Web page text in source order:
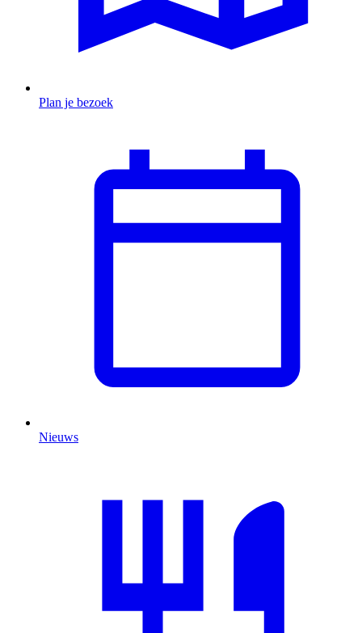
Plan je bezoek
Nieuws